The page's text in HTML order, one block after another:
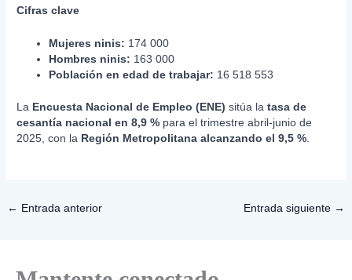
Cifras clave
Mujeres ninis: 174 000
Hombres ninis: 163 000
Población en edad de trabajar: 16 518 553
La Encuesta Nacional de Empleo (ENE) sitúa latasa de
cesantía nacional en 8,9 % para el trimestre abril-junio de
2025, con la Región Metropolitana alcanzando el 9,5 %
← Entrada anterior Entrada siguiente →